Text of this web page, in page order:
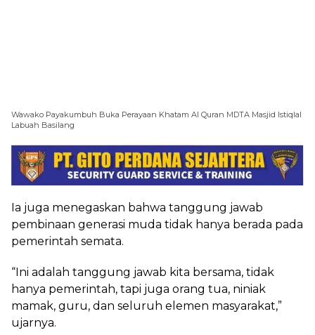
Wawako Payakumbuh Buka Perayaan Khatam Al Quran MDTA Masjid Istiqlal
Labuah Basilang
Ia juga menegaskan bahwa tanggung jawab
pembinaan generasi muda tidak hanya berada pada
pemerintah semata.
“Ini adalah tanggung jawab kita bersama, tidak
hanya pemerintah, tapi juga orang tua, niniak
mamak, guru, dan seluruh elemen masyarakat,”
ujarnya.